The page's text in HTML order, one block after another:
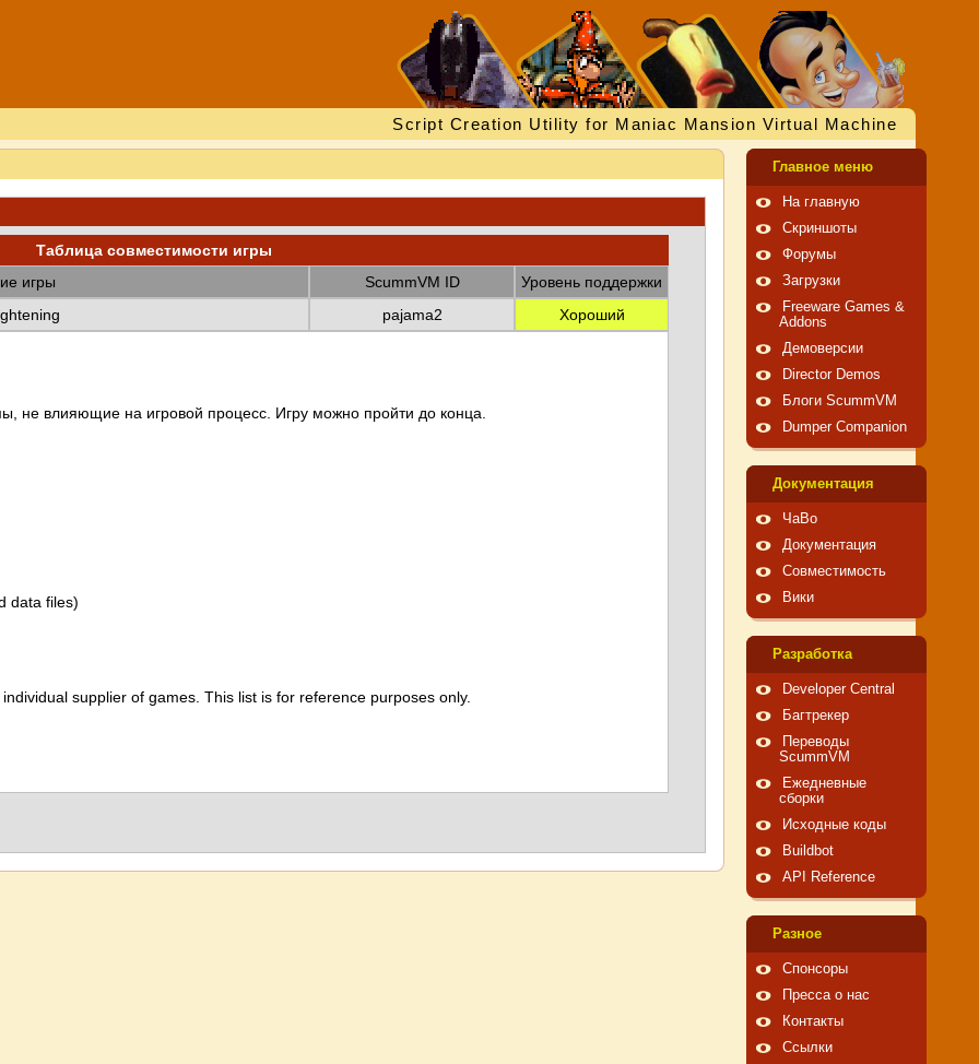
Script Creation Utility for Maniac Mansion Virtual Machine
Таблица совместимости игры
игры
ScummVM ID
Уровень поддержки
pajama2 Хороший
не влияющие на игровой процесс. Игру можно пройти до конца.
data files)
supplier of games. This list is for reference purposes only.
Главное меню
На главную
Скриншоты
Форумы
Загрузки
Freeware Games &
Addons
Демоверсии
Director Demos
Блоги ScummVM
Dumper Companion
Документация
ЧаВо
Документация
Совместимость
Вики
Pазработка
Developer Central
Багтрекер
Переводы
ScummVM
Ежедневные
сборки
Исходные коды
Buildbot
API Reference
Pазное
Спонсоры
Пресса о нас
Контакты
Ссылки